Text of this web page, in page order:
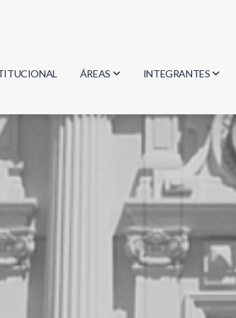
ÁREAS
Biología
Informática
Matemática
INTEGRANTES
Investigadores
Estudiantes
Egresados